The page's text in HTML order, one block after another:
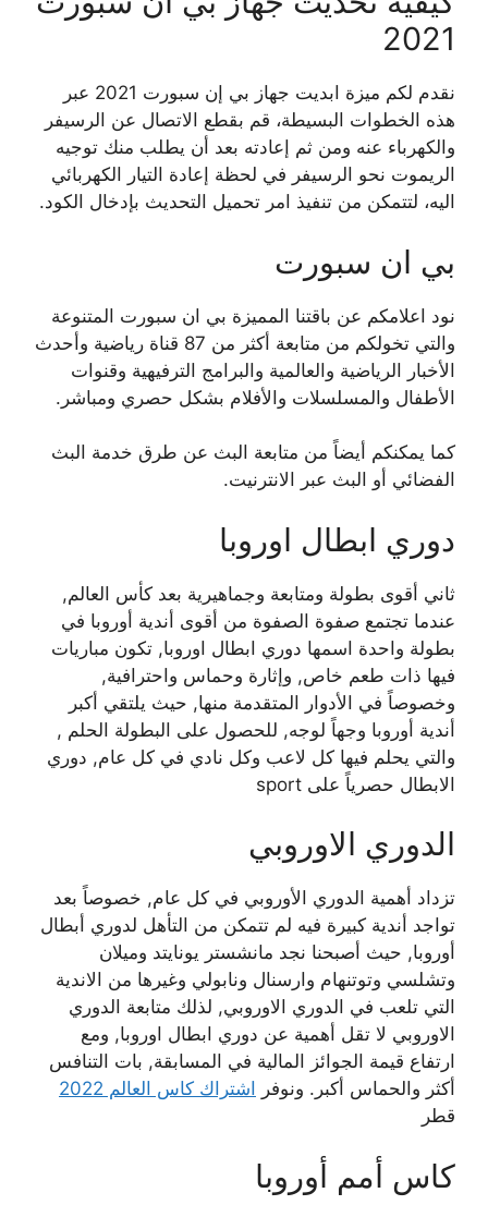
2021
نقدم لكم ميزة ابديت جهاز بي إن سبورت 2021 عبر
هذه الخطوات البسيطة، قم بقطع الاتصال عن الرسيفر
والكهرباء عنه ومن ثم إعادته بعد أن يطلب منك توجيه
الريموت نحو الرسيفر في لحظة إعادة التيار الكهربائي
اليه، لتتمكن من تنفيذ امر تحميل التحديث بإدخال الكود.
بي ان سبورت
نود اعلامكم عن باقتنا المميزة بي ان سبورت المتنوعة
والتي تخولكم من متابعة أكثر من 87 قناة رياضية وأحدث
الأخبار الرياضية والعالمية والبرامج الترفيهية وقنوات
الأطفال والمسلسلات والأفلام بشكل حصري ومباشر.
كما يمكنكم أيضاً من متابعة البث عن طرق خدمة البث
الفضائي أو البث عبر الانترنيت.
دوري ابطال اوروبا
ثاني أقوى بطولة ومتابعة وجماهيرية بعد كأس العالم,
عندما تجتمع صفوة الصفوة من أقوى أندية أوروبا في
بطولة واحدة اسمها دوري ابطال اوروبا, تكون مباريات
فيها ذات طعم خاص, وإثارة وحماس واحترافية,
وخصوصاً في الأدوار المتقدمة منها, حيث يلتقي أكبر
أندية أوروبا وجهاً لوجه, للحصول على البطولة الحلم ,
والتي يحلم فيها كل لاعب وكل نادي في كل عام, دوري
الابطال حصرياً على sport
الدوري الاوروبي
تزداد أهمية الدوري الأوروبي في كل عام, خصوصاً بعد
تواجد أندية كبيرة فيه لم تتمكن من التأهل لدوري أبطال
أوروبا, حيث أصبحنا نجد مانشستر يونايتد وميلان
وتشلسي وتوتنهام وارسنال ونابولي وغيرها من الاندية
التي تلعب في الدوري الاوروبي, لذلك متابعة الدوري
الاوروبي لا تقل أهمية عن دوري ابطال اوروبا, ومع
ارتفاع قيمة الجوائز المالية في المسابقة, بات التنافس
أكثر والحماس أكبر. ونوفر
اشتراك كاس العالم 2022
قطر
كاس أمم أوروبا